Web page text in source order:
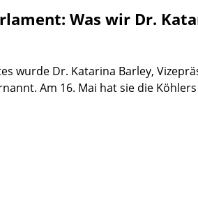
Was wir Dr.
wurde Dr. Katarina Barley,
Am 16. Mai hat sie die